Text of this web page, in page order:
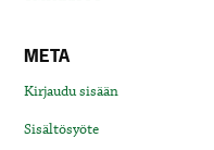
META
Kirjaudu sisään
Sisältösyöte